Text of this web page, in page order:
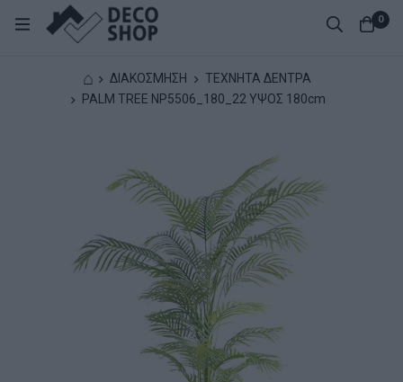
0
⌂ ΔΙΑΚΟΣΜΗΣΗ
ΤΕΧΝΗΤΑ ΔΕΝΤΡΑ
PALM TREE NP5506_180_22 ΥΨΟΣ 180cm